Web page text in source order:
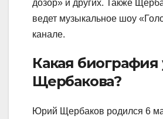
дозор» и других. Также
ведет музыкальное шоу
канале.
Какая
Щербакова?
Юрий Щербаков родился 6